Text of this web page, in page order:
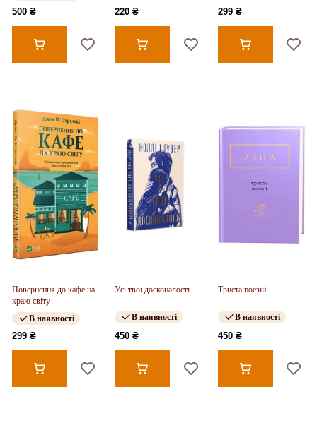
500 ₴ 220 ₴ 299 ₴
Повернення до кафе на
краю світу
В наявності
299 ₴
Усі твої досконалості
В наявності
450 ₴
Триста поезій
В наявності
450 ₴